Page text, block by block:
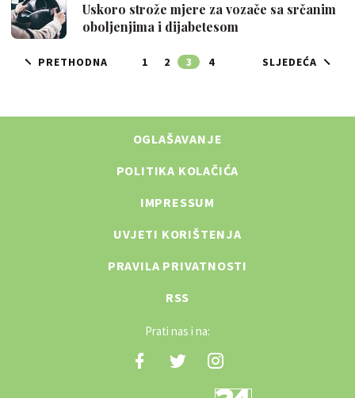
Uskoro strože mjere za vozače sa srčanim
oboljenjima i dijabetesom
PRETHODNA 1 2 3 4 SLJEDEĆA
OGLAŠAVANJE
POLITIKA KOLAČIĆA
IMPRESSUM
UVJETI KORIŠTENJA
PRAVILA PRIVATNOSTI
RSS
Prati nas i na: